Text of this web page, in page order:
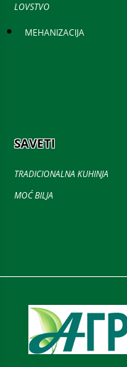
LOVSTVO
MEHANIZACIJA
SAVETI
TRADICIONALNA KUHINJA
MOĆ BILJA